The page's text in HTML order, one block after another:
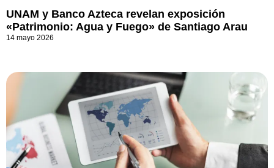
UNAM y Banco Azteca revelan exposición
«Patrimonio: Agua y Fuego» de Santiago Arau
14 mayo 2026